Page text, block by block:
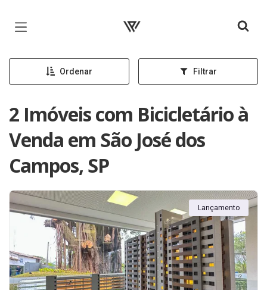
Página inicial
Ordenar Filtrar
2 Imóveis com Bicicletário à
Venda em São José dos
Campos, SP
Lançamento